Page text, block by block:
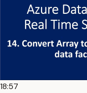
18:57